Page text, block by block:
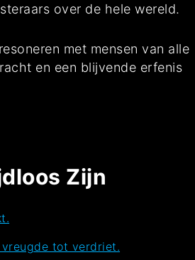
over de hele wereld.
met mensen van alle
en een blijvende erfenis
Zijn
vreugde tot verdriet.